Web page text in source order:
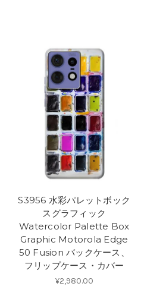
S3956 水彩パレットボック
スグラフィック
Watercolor Palette Box
Graphic Motorola Edge
50 Fusion バックケース、
フリップケース・カバー
¥2,980.00